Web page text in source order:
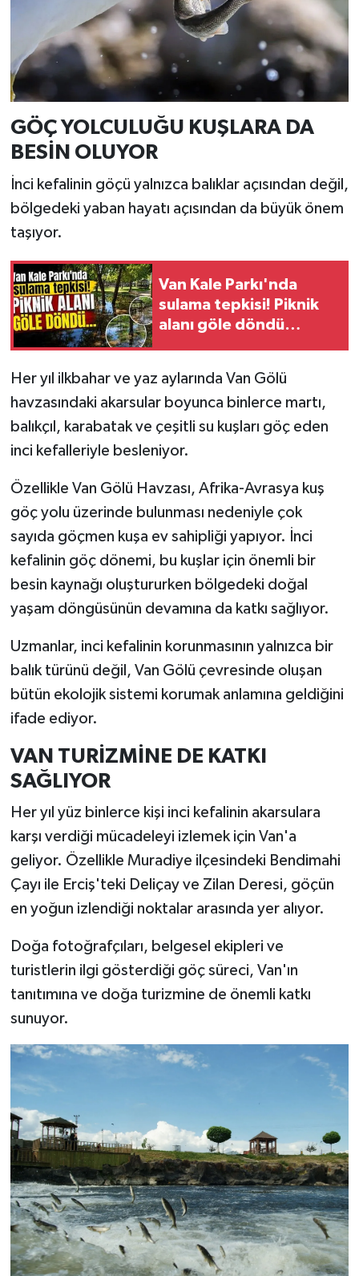
GÖÇ YOLCULUĞU KUŞLARA DA
BESİN OLUYOR
İnci kefalinin göçü yalnızca balıklar açısından değil,
bölgedeki yaban hayatı açısından da büyük önem
taşıyor.
Van Kale Parkı'nda
sulama tepkisi! Piknik
alanı göle döndü…
Her yıl ilkbahar ve yaz aylarında Van Gölü
havzasındaki akarsular boyunca binlerce martı,
balıkçıl, karabatak ve çeşitli su kuşları göç eden
inci kefalleriyle besleniyor.
Özellikle Van Gölü Havzası, Afrika-Avrasya kuş
göç yolu üzerinde bulunması nedeniyle çok
sayıda göçmen kuşa ev sahipliği yapıyor. İnci
kefalinin göç dönemi, bu kuşlar için önemli bir
besin kaynağı oluştururken bölgedeki doğal
yaşam döngüsünün devamına da katkı sağlıyor.
Uzmanlar, inci kefalinin korunmasının yalnızca bir
balık türünü değil, Van Gölü çevresinde oluşan
bütün ekolojik sistemi korumak anlamına geldiğini
ifade ediyor.
VAN TURİZMİNE DE KATKI
SAĞLIYOR
Her yıl yüz binlerce kişi inci kefalinin akarsulara
karşı verdiği mücadeleyi izlemek için Van'a
geliyor. Özellikle Muradiye ilçesindeki Bendimahi
Çayı ile Erciş'teki Deliçay ve Zilan Deresi, göçün
en yoğun izlendiği noktalar arasında yer alıyor.
Doğa fotoğrafçıları, belgesel ekipleri ve
turistlerin ilgi gösterdiği göç süreci, Van'ın
tanıtımına ve doğa turizmine de önemli katkı
sunuyor.